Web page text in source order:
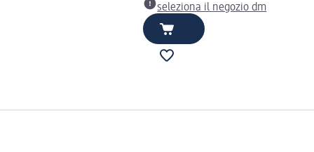
seleziona il negozio dm